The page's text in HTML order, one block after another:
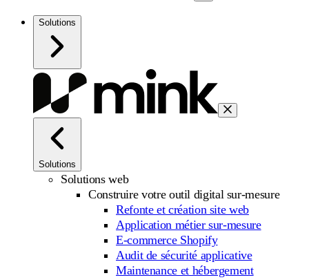
Solutions
Solutions
Solutions web
Construire votre outil digital sur-mesure
Refonte et création site web
Application métier sur-mesure
E-commerce Shopify
Audit de sécurité applicative
Maintenance et hébergement